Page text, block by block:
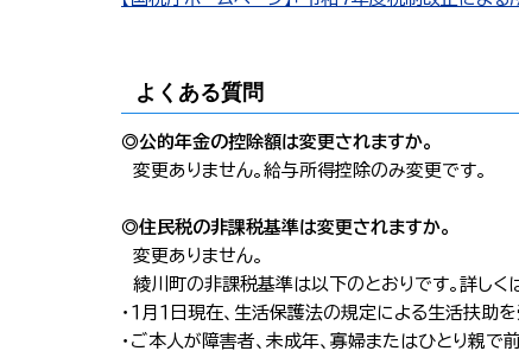
よくある質問
◎公的年金の控除額は変更されますか。
変更ありません。給与所得控除のみ変更です。
◎住民税の非課税基準は変更されますか。
変更ありません。
綾川町の非課税基準は以下のとおりです。詳しく
・１月１日現在、生活保護法の規定による生活扶助
・ご本人が障害者、未成年、寡婦またはひとり親